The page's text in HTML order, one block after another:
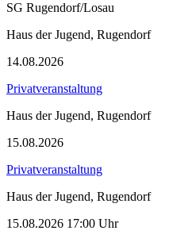
SG Rugendorf/Losau
Haus der Jugend, Rugendorf
14.08.2026
Privatveranstaltung
Haus der Jugend, Rugendorf
15.08.2026
Privatveranstaltung
Haus der Jugend, Rugendorf
15.08.2026 17:00 Uhr